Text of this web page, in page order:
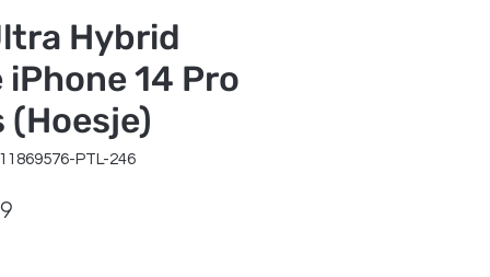
Hybrid
iPhone 14 Pro
(Hoesje)
PTL-246